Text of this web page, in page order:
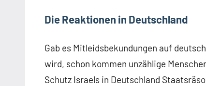
Die Reaktionen in Deutschland
Gab es Mitleidsbekundungen auf
wird, schon kommen unzählige
Schutz Israels in Deutschland